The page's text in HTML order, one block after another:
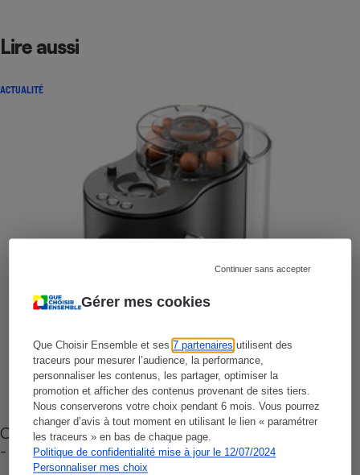
Gérer mes cookies
Que Choisir Ensemble et ses7 partenaires utilisent des
traceurs pour mesurer l’audience, la performance,
personnaliser les contenus, les partager, optimiser la
promotion et afficher des contenus provenant de sites tiers.
Nous conserverons votre choix pendant 6 mois. Vous pourrez
changer d’avis à tout moment en utilisant le lien « paramétrer
les traceurs » en bas de chaque page.
Politique de confidentialité mise à jour le 12/07/2024
Personnaliser mes choix
Continuer sans accepter
Lire aussi
ACTUALITÉ
Cafetière à capsules zéro déchet CoffeeB (vidéo)
- Premières impressions